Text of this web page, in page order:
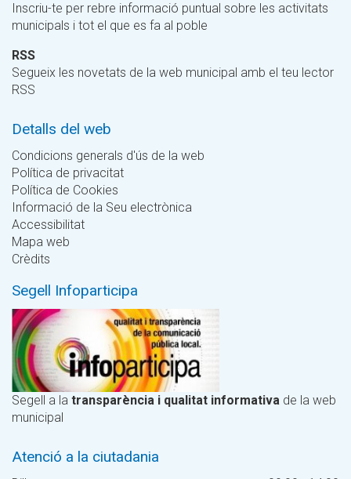
Inscriu-te per rebre informació puntual sobre les activitats
municipals i tot el que es fa al poble
RSS
Segueix les novetats de la web municipal amb el teu lector
RSS
Detalls del web
Condicions generals d'ús de la web
Política de privacitat
Política de Cookies
Informació de la Seu electrònica
Accessibilitat
Mapa web
Crèdits
Segell Infoparticipa
Segell a la transparència i qualitat informativa de la web
municipal
Atenció a la ciutadania